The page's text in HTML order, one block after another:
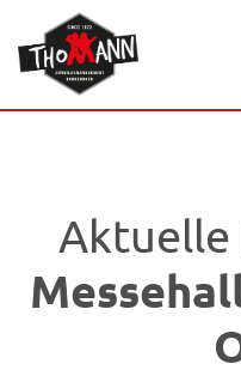
Aktuelle